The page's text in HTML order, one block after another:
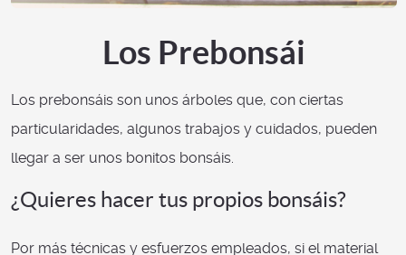
Los Prebonsái
Los prebonsáis son unos árboles que, con ciertas
particularidades, algunos trabajos y cuidados, pueden
llegar a ser unos bonitos bonsáis.
¿Quieres hacer tus propios bonsáis?
Por más técnicas y esfuerzos empleados, si el material